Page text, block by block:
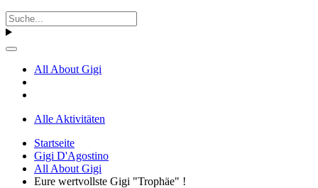
All About Gigi
Alle Aktivitäten
Startseite
Gigi D'Agostino
All About Gigi
Eure wertvollste Gigi "Trophäe" !